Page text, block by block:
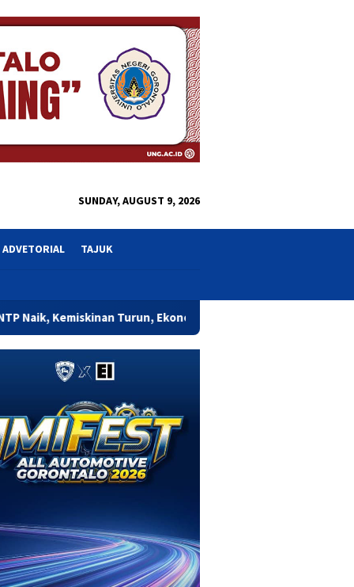
SUNDAY, AUGUST 9, 2026
ADVETORIAL TAJUK
Turun, Ekonomi Gorontalo Mulai Rasakan Dampak Program